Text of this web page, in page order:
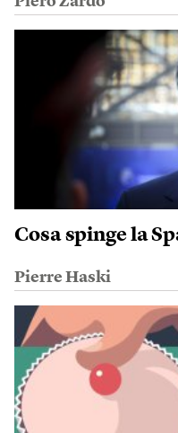
Cosa spinge la
Pierre Haski